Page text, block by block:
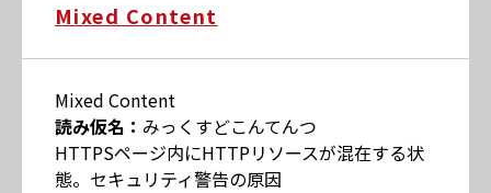
Mixed Content
Mixed Content
読み仮名： みっくすどこんてんつ
HTTPSページ内にHTTPリソースが混在する状
態。セキュリティ警告の原因